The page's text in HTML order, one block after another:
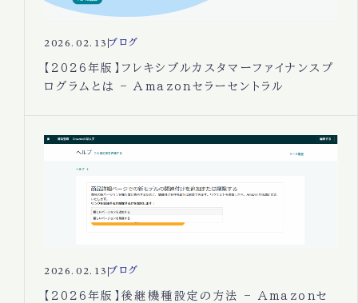
2026.02.13 ブログ
【2026年版】フレキシブルカスタマーファイナンスプ
ログラムとは – Amazonセラーセントラル
2026.02.13 ブログ
【2026年版】後継機種設定の方法 – Amazonセ